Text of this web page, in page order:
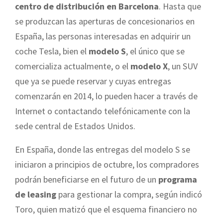
centro de distribución en Barcelona. Hasta que
se produzcan las aperturas de concesionarios en
España, las personas interesadas en adquirir un
coche Tesla, bien el modelo S, el único que se
comercializa actualmente, o el modelo X, un SUV
que ya se puede reservar y cuyas entregas
comenzarán en 2014, lo pueden hacer a través de
Internet o contactando telefónicamente con la
sede central de Estados Unidos.
En España, donde las entregas del modelo S se
iniciaron a principios de octubre, los compradores
podrán beneficiarse en el futuro de un programa
de leasing para gestionar la compra, según indicó
Toro, quien matizó que el esquema financiero no